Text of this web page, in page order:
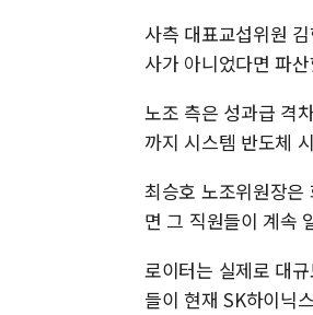
사측 대표교섭위원
사가 아니었다면 파
노조 측은 성과급 격
까지 시스템 반도체
최승호 노조위원장
면 그 직원들이 계속
로이터는 실제로 대
들이 현재 SK하이닉